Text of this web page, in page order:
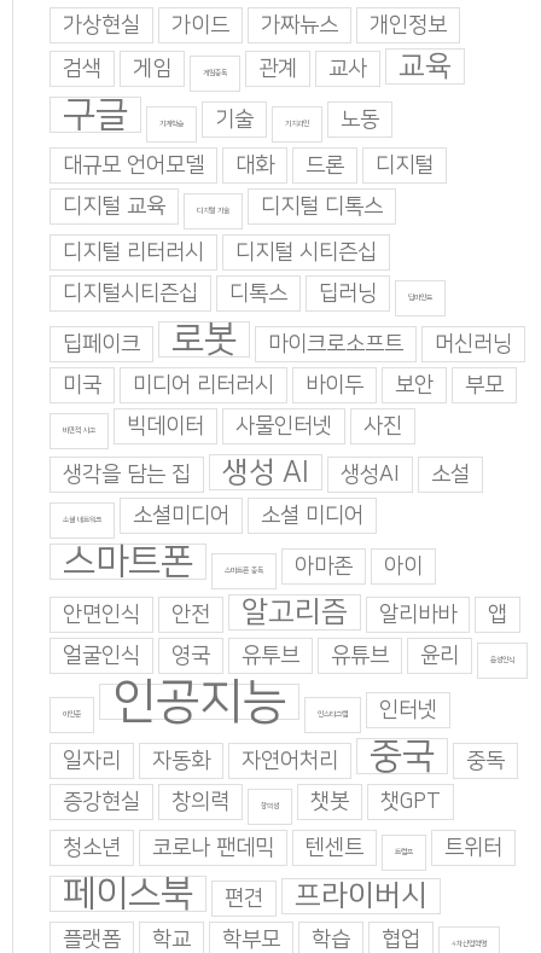
가상현실 가이드 가짜뉴스
개인정보
검색
게임 게임중독 관계 교사 교육
구글 기계학습 기술 기지과인
노동
대규모 언어모델
대화 드론
디지털
디지털 교육
디지털 기술
디지털 디톡스
디지털 리터러시
디지털 시티즌십
디지털시티즌십
디톡스 딥러닝 딥마인드
딥페이크 로봇 마이크로소프트
머신러닝
미국
미디어 리터러시 바이두 보안 부모
비판적 사고 빅데이터 사물인터넷
사진
생각을 담는 집
생성 AI 생성AI 소설
소셜 네트워크 소셜미디어 소셜 미디어
스마트폰 스마트폰 중독 아마존
아이
안면인식
안전 알고리즘 알리바바
앱
얼굴인식
영국 유투브 유튜브 윤리 음성인식
이인준 인공지능 인스타그램 인터넷
일자리 자동화 자연어처리 중국
중독
증강현실
창의력 창의성 챗봇
챗GPT
청소년
코로나 팬데믹 텐센트 트럼프 트위터
페이스북 편견 프라이버시
플랫폼 학교 학부모 학습 협업 4차산업혁명